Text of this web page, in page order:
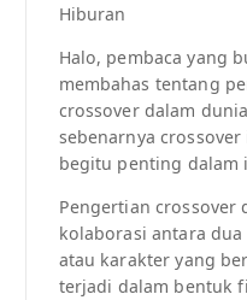
Hiburan
Halo, pembaca yang
membahas tentang
crossover dalam
sebenarnya
begitu penting dalam
Pengertian crossover
kolaborasi antara
atau karakter yang
terjadi dalam bentuk